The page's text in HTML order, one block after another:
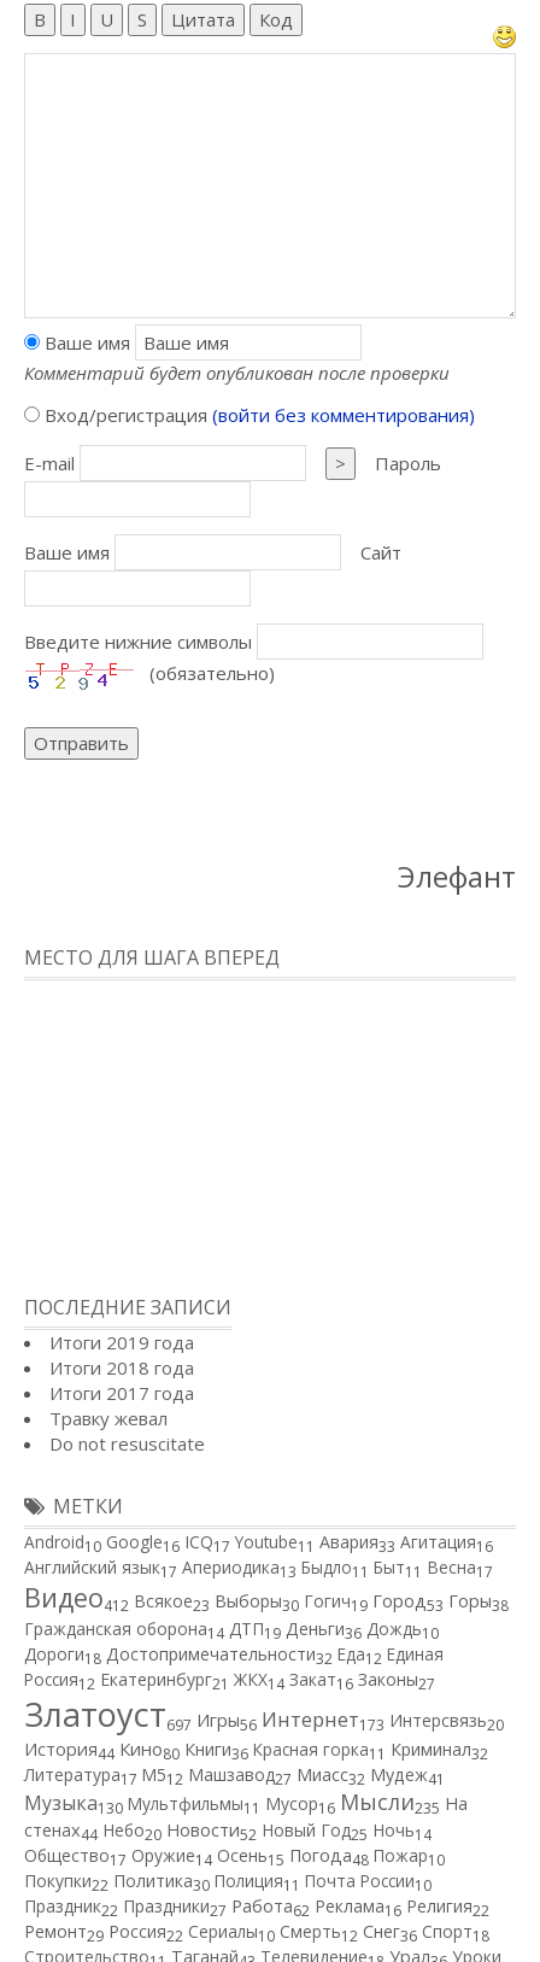
B I U S Цитата Код
Ваше имя
Комментарий будет опубликован после проверки
Вход/регистрация (войти без комментирования)
E-mail
> Пароль
Ваше имя Сайт
Введите нижние символы
(обязательно)
Отправить
Элефант
МЕСТО ДЛЯ ШАГА ВПЕРЕД
ПОСЛЕДНИЕ ЗАПИСИ
Итоги 2019 года
Итоги 2018 года
Итоги 2017 года
Травку жевал
Do not resuscitate
МЕТКИ
Android10 Google16 ICQ17 Youtube11 Авария33 Агитация16
Английский язык17 Апериодика13 Быдло11 Быт11 Весна17
Видео412 Всякое23 Выборы30 Гогич19 Город53 Горы38
Гражданская оборона14 ДТП19 Деньги36 Дождь10
Дороги18 Достопримечательности32 Еда12 Единая
Россия12 Екатеринбург21 ЖКХ14 Закат16 Законы27
Златоуст697 Игры56 Интернет173 Интерсвязь20
История44 Кино80 Книги36 Красная горка11 Криминал32
Литература17 М512 Машзавод27 Миасс32 Мудеж41
Музыка130 Мультфильмы11 Мусор16 Мысли235 На
стенах44 Небо20 Новости52 Новый Год25 Ночь14
Общество17 Оружие14 Осень15 Погода48 Пожар10
Покупки22 Политика30 Полиция11 Почта России10
Праздник22 Праздники27 Работа62 Реклама16 Религия22
Ремонт29 Россия22 Сериалы10 Смерть12 Снег36 Спорт18
Строительство Таганай Телевидение Урал Уроки